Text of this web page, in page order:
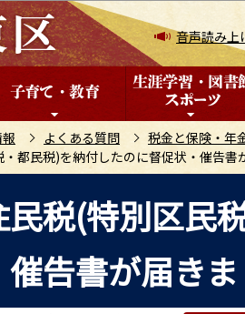
音声読み上
よくある質問 税金と保険・年
都民税)を納付したのに督促状・催告書
税(特別区民
告書が届き